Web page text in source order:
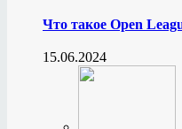
Что такое Open
15.06.2024